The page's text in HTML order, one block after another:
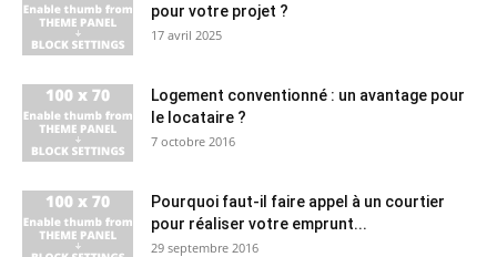
pour votre projet ?
17 avril 2025
Logement conventionné : un avantage pour
le locataire ?
7 octobre 2016
Pourquoi faut-il faire appel à un courtier
pour réaliser votre emprunt...
29 septembre 2016